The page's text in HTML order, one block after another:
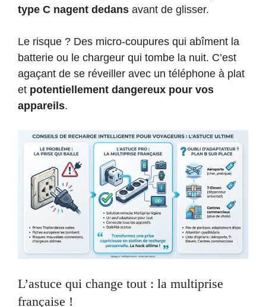
type C nagent dedans avant de glisser.
Le risque ? Des micro-coupures qui abîment la
batterie ou le chargeur qui tombe la nuit. C’est
agaçant de se réveiller avec un téléphone à plat
et potentiellement dangereux pour vos
appareils.
L’astuce qui change tout : la multiprise
française !